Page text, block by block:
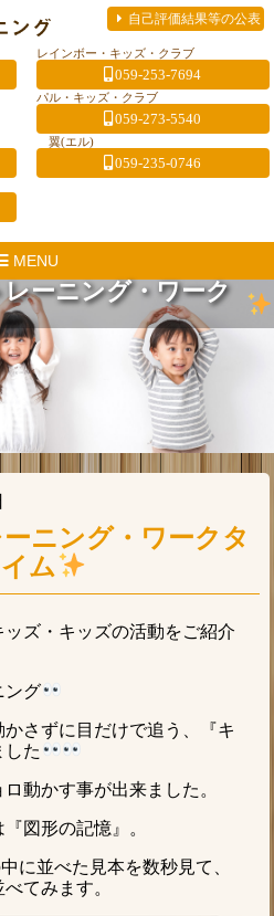
自己評価結果等の公表
レインボー・キッズ・クラブ
059-253-7694
パル・キッズ・クラブ
059-273-5540
翼(エル)
059-235-0746
MENU
ーニング・ワーク
ニング・ワークタ
イム
ズ・キッズの活動をご紹介
ング
さずに目だけで追う、『キ
した
動かす事が出来ました。
図形の記憶』。
に並べた見本を数秒見て、
てみます。